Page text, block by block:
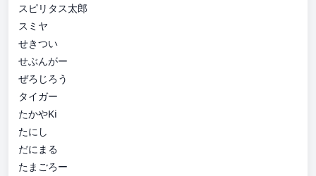
スピリタス太郎
スミヤ
せきつい
せぶんがー
ぜろじろう
タイガー
たかやKi
たにし
だにまる
たまごろー